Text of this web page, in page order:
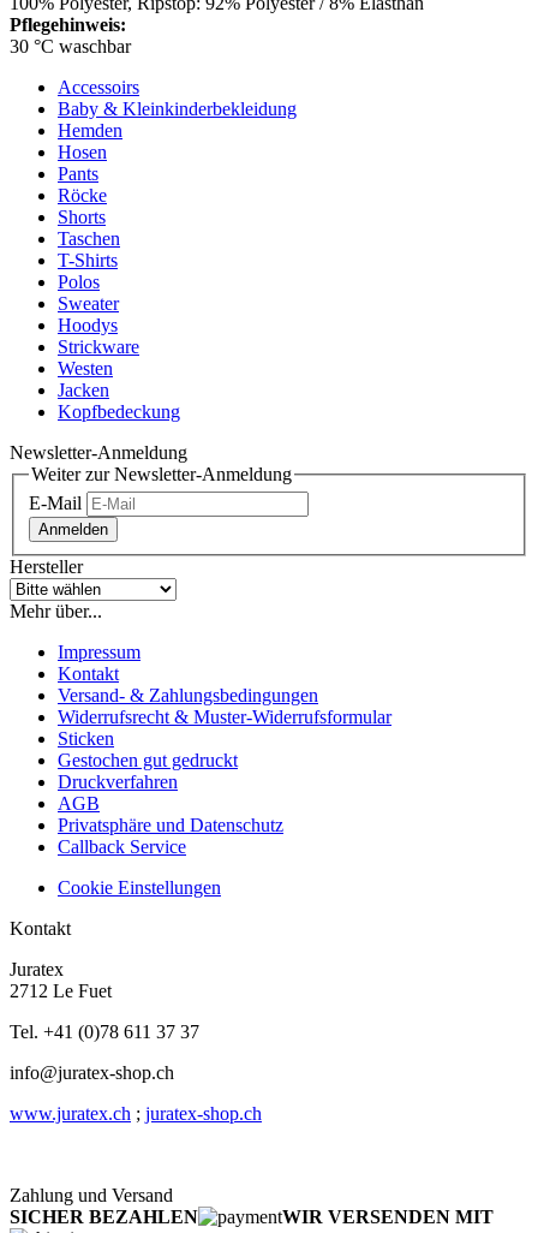
Pflegehinweis:
30 °C waschbar
Accessoirs
Baby & Kleinkinderbekleidung
Hemden
Hosen
Pants
Röcke
Shorts
Taschen
T-Shirts
Polos
Sweater
Hoodys
Strickware
Westen
Jacken
Kopfbedeckung
Newsletter-Anmeldung
Weiter zur Newsletter-Anmeldung
E-Mail
Anmelden
Hersteller
Mehr über...
Impressum
Kontakt
Versand- & Zahlungsbedingungen
Widerrufsrecht & Muster-Widerrufsformular
Sticken
Gestochen gut gedruckt
Druckverfahren
AGB
Privatsphäre und Datenschutz
Callback Service
Cookie Einstellungen
Kontakt
Juratex
2712 Le Fuet
Tel. +41 (0)78 611 37 37
info@juratex-shop.ch
www.juratex.ch ; juratex-shop.ch
Zahlung und Versand
SICHER BEZAHLEN
WIR VERSENDEN MIT